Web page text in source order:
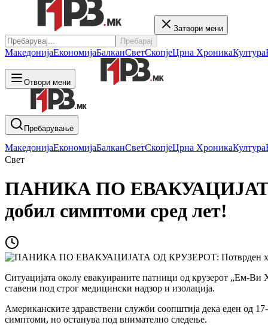
Затвори мени
Пребарај
МакедонијаЕкономијаБалканСветСкопјеЦрна ХроникаКултура
Отвори мени
Пребарување
МакедонијаЕкономијаБалканСветСкопјеЦрна ХроникаКултура
Свет
ПАНИКА ПО ЕВАКУАЦИЈАТА
добил симптоми сред лет!
Ситуацијата околу евакуираните патници од крузерот „Ем-Ви
ставени под строг медицински надзор и изолација.
Американските здравствени служби соопштија дека еден од
симптоми, но останува под внимателно следење.